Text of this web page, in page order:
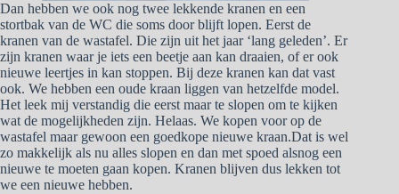
Dan hebben we ook nog twee lekkende kranen en een
stortbak van de WC die soms door blijft lopen. Eerst de
kranen van de wastafel. Die zijn uit het jaar ‘lang geleden’. Er
zijn kranen waar je iets een beetje aan kan draaien, of er ook
nieuwe leertjes in kan stoppen. Bij deze kranen kan dat vast
ook. We hebben een oude kraan liggen van hetzelfde model.
Het leek mij verstandig die eerst maar te slopen om te kijken
wat de mogelijkheden zijn. Helaas. We kopen voor op de
wastafel maar gewoon een goedkope nieuwe kraan.Dat is wel
zo makkelijk als nu alles slopen en dan met spoed alsnog een
nieuwe te moeten gaan kopen. Kranen blijven dus lekken tot
we een nieuwe hebben.